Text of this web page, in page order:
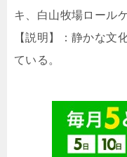
キ、白山牧場ロール
【説明】：静かな文
ている。